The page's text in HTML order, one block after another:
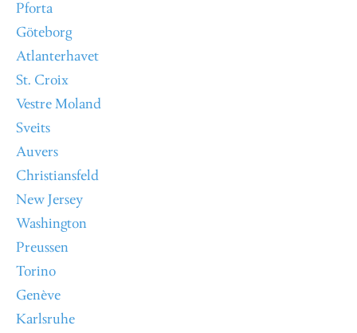
Pforta
Göteborg
Atlanterhavet
St. Croix
Vestre Moland
Sveits
Auvers
Christiansfeld
New Jersey
Washington
Preussen
Torino
Genève
Karlsruhe